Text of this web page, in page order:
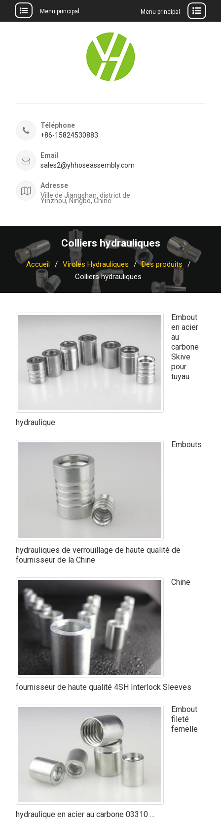
Menu principal Menu principal
Téléphone
+86-15824530883
Email
sales2@yhhoseassembly.com
Adresse
Ville de Jiangshan, district de
Yinzhou, Ningbo, Chine
Colliers hydrauliques
Accueil Viroles Hydrauliques
Des produits
Colliers hydrauliques
Embout
en acier
au
carbone
Skive
pour
tuyau
hydraulique
Embouts
hydrauliques de verrouillage de haute qualité de
fournisseur de la Chine
Chine
fournisseur de haute qualité 4SH Interlock Sleeves
Embout
fileté
femelle
hydraulique en acier au carbone 03310 ...